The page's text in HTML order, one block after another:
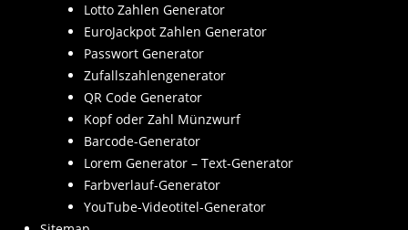
Lotto Zahlen Generator
EuroJackpot Zahlen Generator
Passwort Generator
Zufallszahlengenerator
QR Code Generator
Kopf oder Zahl Münzwurf
Barcode-Generator
Lorem Generator – Text-Generator
Farbverlauf-Generator
YouTube-Videotitel-Generator